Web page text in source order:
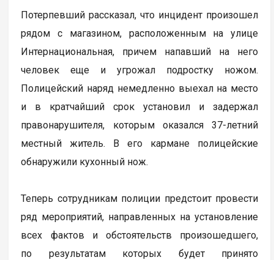
Потерпевший рассказал, что инцидент произошел
рядом с магазином, расположенным на улице
Интернациональная, причем напавший на него
человек еще и угрожал подростку ножом.
Полицейский наряд немедленно выехал на место
и в кратчайший срок установил и задержал
правонарушителя, которым оказался 37-летний
местный житель. В его кармане полицейские
обнаружили кухонный нож.
Теперь сотрудникам полиции предстоит провести
ряд мероприятий, направленных на установление
всех фактов и обстоятельств произошедшего,
по результатам которых будет принято